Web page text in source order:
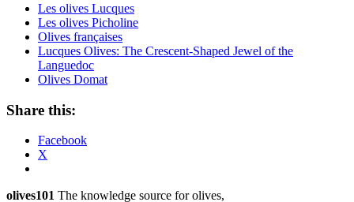
Les olives Lucques
Les olives Picholine
Olives françaises
Lucques Olives: The Crescent-Shaped Jewel of the
Languedoc
Olives Domat
Share this:
Facebook
X
olives101 The knowledge source for olives,